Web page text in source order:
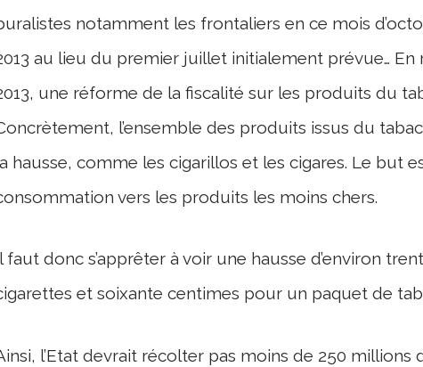
notamment les frontaliers en ce mois
au lieu du premier juillet initialement prévue…
une réforme de la fiscalité sur les produits du
l’ensemble des produits issus du
hausse, comme les cigarillos et les cigares. Le but
vers les produits les moins chers.
faut donc s’apprêter à voir une hausse d’environ
et soixante centimes pour un paquet de
l’Etat devrait récolter pas moins de 250 millions